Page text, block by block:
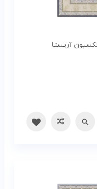
مقایسه